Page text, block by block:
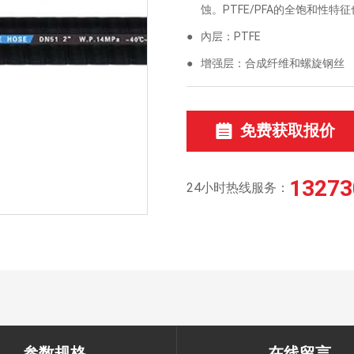
蚀。PTFE/PFA的全饱和性特
● 內层：PTFE
● 增强层：合成纤维和螺旋钢丝
免费获取报价
24小时热线服务：